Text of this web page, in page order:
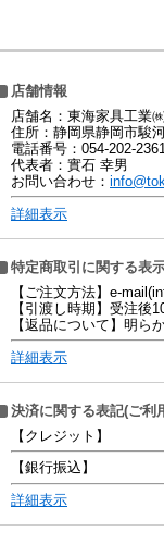
店舗情報
店舗名：東海家具工業
住所：静岡県静岡市駿
電話番号：054-202-
代表者：實石 幸男
お問い合わせ：
詳細表示
特定商取引に関する表
【ご注文方法】e-
【引渡し時期】受注後
【返品について】明ら
詳細表示
決済に関する表記(ご利
【クレジット】
【銀行振込】
詳細表示